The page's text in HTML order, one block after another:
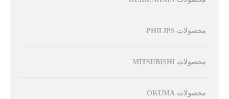
محصولات PHILIPS
محصولات MITSUBISHI
محصولات OKUMA